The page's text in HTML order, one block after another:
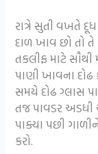
રાત્રે સુતી વખતે
દાળ ખાવ છો તો તે
તકલીફ માટે
પાણી ખાવના દોઢ
સમયે દોઢ ગ્લાસ
તજ પાવડર
પાક્યા પછી
કરો.